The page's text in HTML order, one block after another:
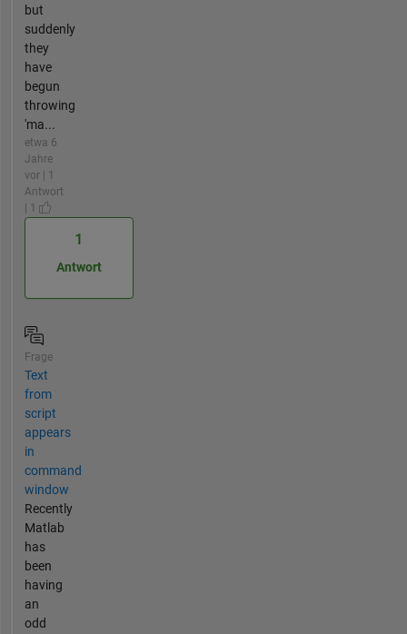
but
suddenly
they
have
begun
throwing
'ma...
etwa 6
Jahre
vor | 1
Antwort
| 1
1
Antwort
Frage
Text
from
script
appears
in
command
window
Recently
Matlab
has
been
having
an
odd